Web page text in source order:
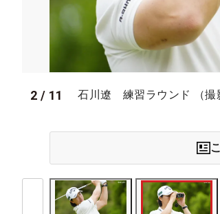
2 / 11 石川遼 練習ラウンド （撮